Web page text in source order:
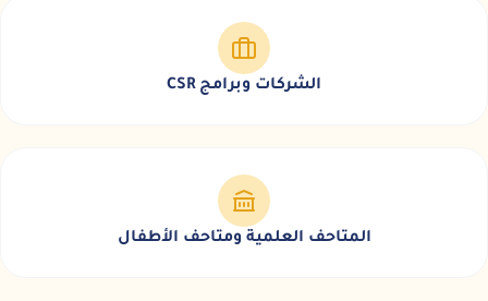
الشركات وبرامج CSR
المتاحف العلمية ومتاحف الأطفال